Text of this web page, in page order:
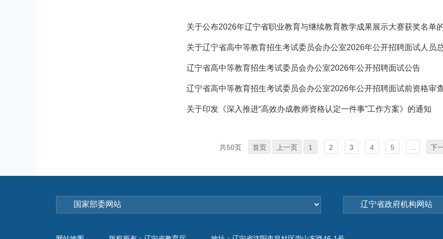
关于公布2026年辽宁省职业教育与继续教育教学成果展示大赛获奖名单
关于辽宁省高中等教育招生考试委员会办公室2026年公开招聘面试人员
辽宁省高中等教育招生考试委员会办公室2026年公开招聘面试公告
辽宁省高中等教育招生考试委员会办公室2026年公开招聘面试前资格审
关于印发《深入推进“高效办成教师资格认定一件事”工作方案》的通知
共50页 首页 上一页 1 2 3 4 5 ... 下